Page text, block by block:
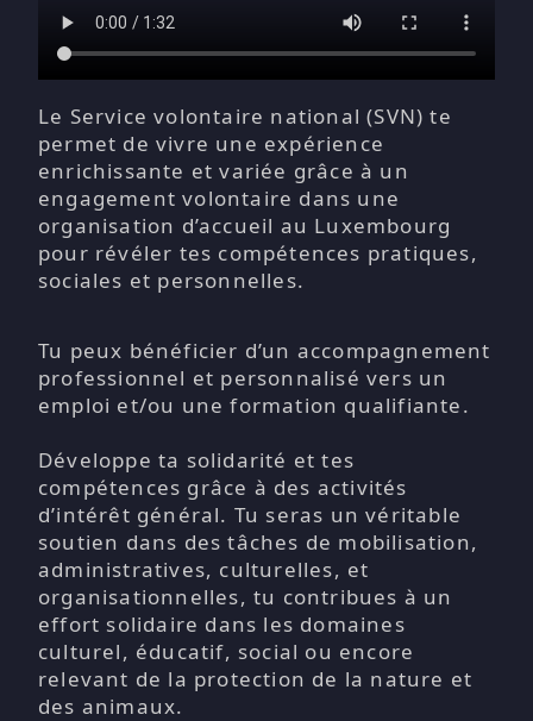
Le Service volontaire national (SVN) te
permet de vivre une expérience
enrichissante et variée grâce à un
engagement volontaire dans une
organisation d’accueil au Luxembourg
pour révéler tes compétences pratiques,
sociales et personnelles.
Tu peux bénéficier d’un accompagnement
professionnel et personnalisé vers un
emploi et/ou une formation qualifiante.
Développe ta solidarité et tes
compétences grâce à des activités
d’intérêt général. Tu seras un véritable
soutien dans des tâches de mobilisation,
administratives, culturelles, et
organisationnelles, tu contribues à un
effort solidaire dans les domaines
culturel, éducatif, social ou encore
relevant de la protection de la nature et
des animaux.